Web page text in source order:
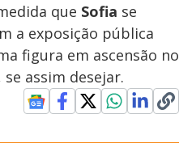
que Sofia se
a exposição pública
figura em ascensão no
assim desejar.